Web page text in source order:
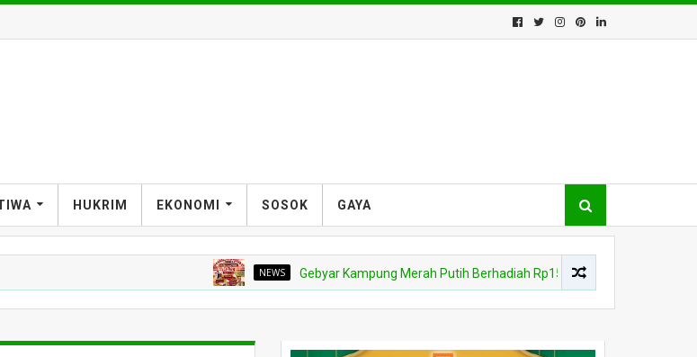
HUKRIM EKONOMI SOSOK GAYA
NEWS Gebyar Kampung Merah Putih Berhadiah Rp150 Juta, Kodim 0102/Pidie Ajak 31